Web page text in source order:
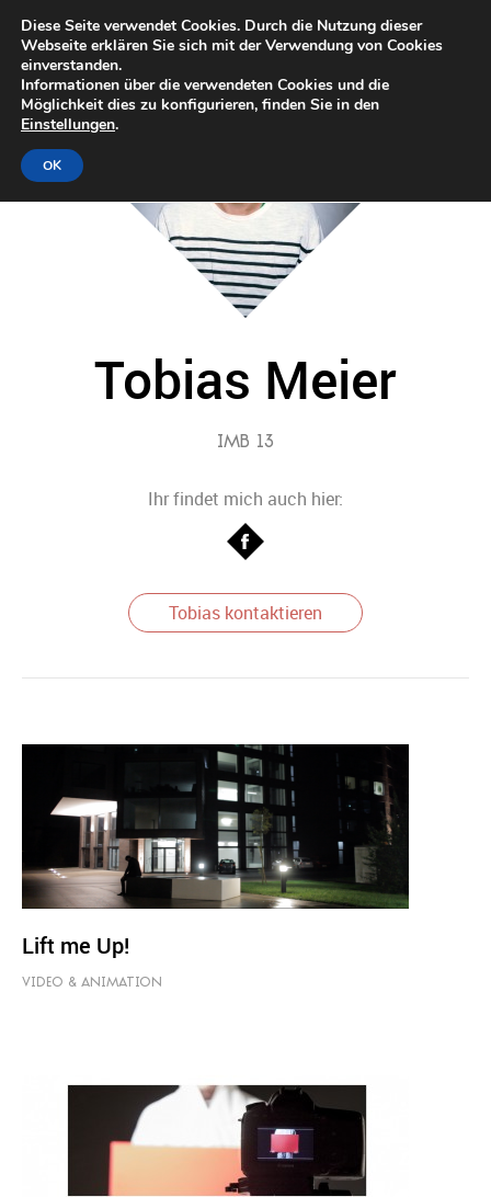
Tobias Meier
IMB 13
Ihr findet mich auch hier:
Tobias kontaktieren
Lift me Up!
VIDEO & ANIMATION
Diese Seite verwendet Cookies. Durch die Nutzung dieser
Webseite erklären Sie sich mit der Verwendung von Cookies
einverstanden.
Informationen über die verwendeten Cookies und die
Möglichkeit dies zu konfigurieren, finden Sie in den
Einstellungen.
OK